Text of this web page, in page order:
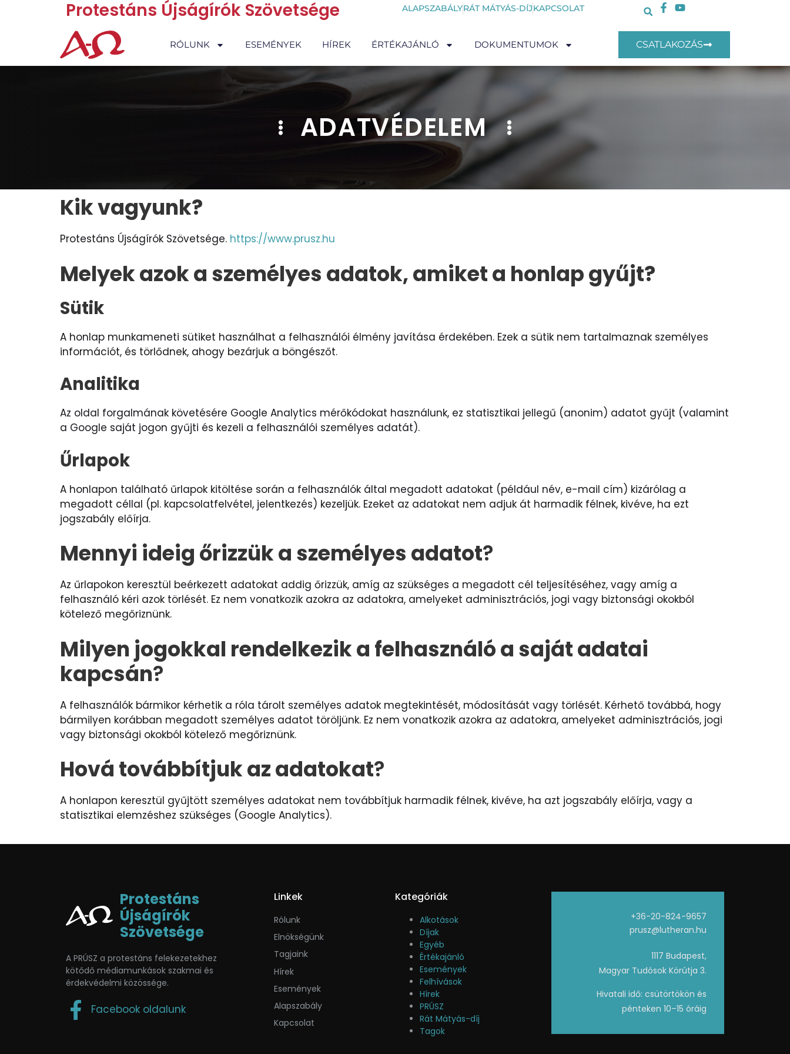
Protestáns Újságírók Szövetsége ALAPSZABÁLYRÁT MÁTYÁS-DÍJKAPCSOLAT
RÓLUNK ESEMÉNYEK HÍREK ÉRTÉKAJÁNLÓ DOKUMENTUMOK CSATLAKOZÁS
ADATVÉDELEM
Kik vagyunk?
Protestáns Újságírók Szövetsége. https://www.prusz.hu
Melyek azok a személyes adatok, amiket a honlap gyűjt?
Sütik
A honlap munkameneti sütiket használhat a felhasználói élmény javítása érdekében. Ezek a sütik nem tartalmaznak személyes
információt, és törlődnek, ahogy bezárjuk a böngészőt.
Analitika
Az oldal forgalmának követésére Google Analytics mérőkódokat használunk, ez statisztikai jellegű (anonim) adatot gyűjt (valamint
a Google saját jogon gyűjti és kezeli a felhasználói személyes adatát).
Űrlapok
A honlapon található űrlapok kitöltése során a felhasználók által megadott adatokat (például név, e-mail cím) kizárólag a
megadott céllal (pl. kapcsolatfelvétel, jelentkezés) kezeljük. Ezeket az adatokat nem adjuk át harmadik félnek, kivéve, ha ezt
jogszabály előírja.
Mennyi ideig őrizzük a személyes adatot?
Az űrlapokon keresztül beérkezett adatokat addig őrizzük, amíg az szükséges a megadott cél teljesítéséhez, vagy amíg a
felhasználó kéri azok törlését. Ez nem vonatkozik azokra az adatokra, amelyeket adminisztrációs, jogi vagy biztonsági okokból
kötelező megőriznünk.
Milyen jogokkal rendelkezik a felhasználó a saját adatai
kapcsán?
A felhasználók bármikor kérhetik a róla tárolt személyes adatok megtekintését, módosítását vagy törlését. Kérhető továbbá, hogy
bármilyen korábban megadott személyes adatot töröljünk. Ez nem vonatkozik azokra az adatokra, amelyeket adminisztrációs, jogi
vagy biztonsági okokból kötelező megőriznünk.
Hová továbbítjuk az adatokat?
A honlapon keresztül gyűjtött személyes adatokat nem továbbítjuk harmadik félnek, kivéve, ha azt jogszabály előírja, vagy a
statisztikai elemzéshez szükséges (Google Analytics).
Protestáns
Újságírók
Szövetsége
A PRÚSZ a protestáns felekezetekhez
kötődő médiamunkások szakmai és
érdekvédelmi közössége.
Facebook oldalunk
Linkek
Rólunk
Elnökségünk
Tagjaink
Hírek
Események
Alapszabály
Kapcsolat
Kategóriák
Alkotások
Díjak
Egyéb
Értékajánló
Események
Felhívások
Hírek
PRÚSZ
Rát Mátyás-díj
Tagok
+36-20-824-9657
prusz@lutheran.hu
1117 Budapest,
Magyar Tudósok Körútja 3.
Hivatali idő: csütörtökön és
pénteken 10–15 óráig